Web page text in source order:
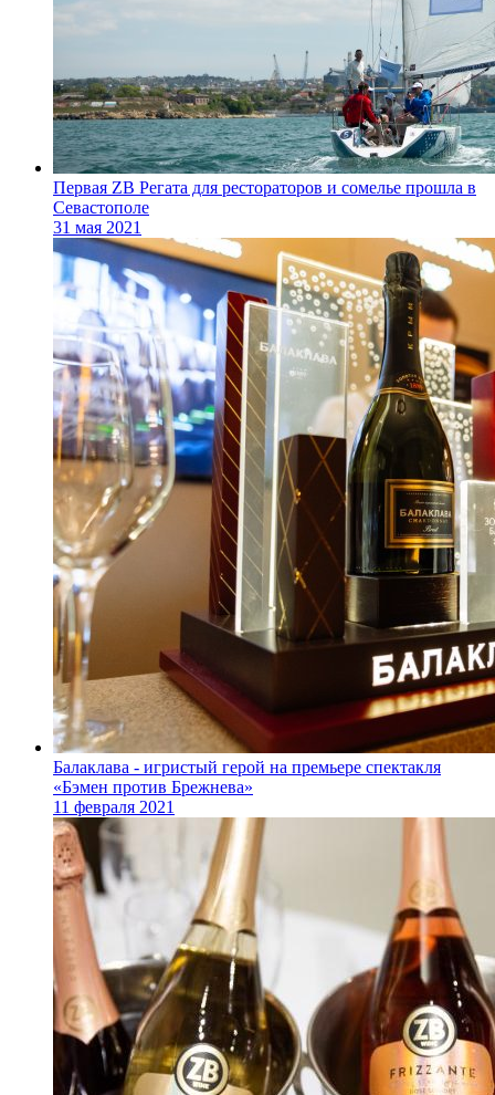
Первая ZB Регата для рестораторов и сомелье прошла в
Севастополе
31 мая 2021
Балаклава - игристый герой на премьере спектакля
«Бэмен против Брежнева»
11 февраля 2021